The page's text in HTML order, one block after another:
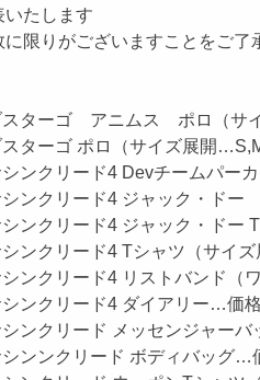
たします
限りがございますことをご了
スターゴ アニムス ポロ（サ
ターゴ ポロ（サイズ展開
ンクリード4 Devチームパー
ンクリード4 ジャック・ド
ンクリード4 ジャック・ド
ンクリード4 Tシャツ（サイ
ンクリード4 リストバンド（
ンクリード4 ダイアリー…価格
ンクリード メッセンジャーバ
ンンクリード ボディバッグ…